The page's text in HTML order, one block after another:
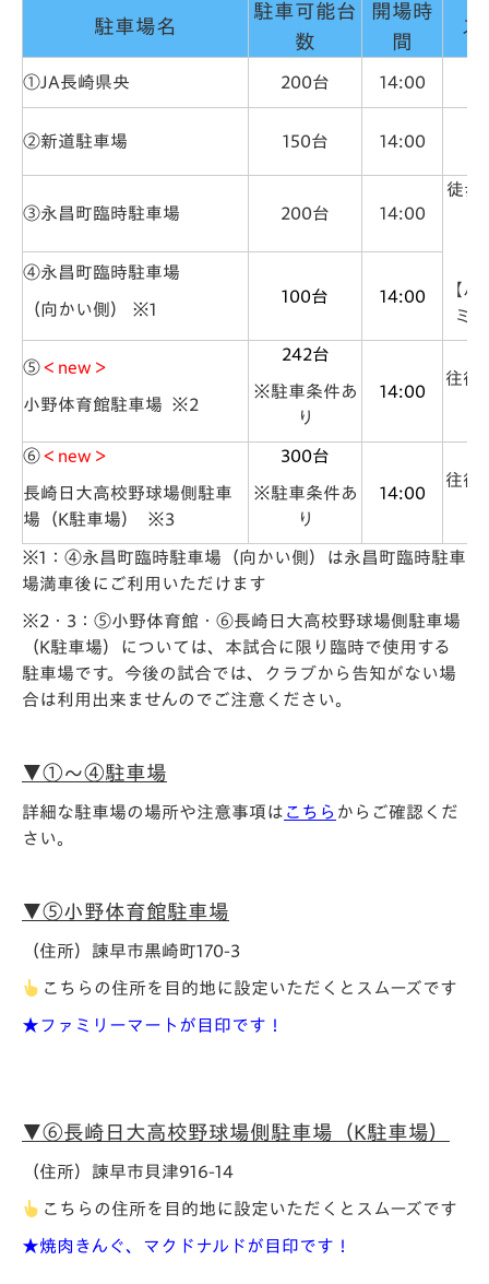
駐車場名
駐車可能台
数
開場時
間
ス
①JA長崎県央 200台 14:00
②新道駐車場 150台 14:00
③永昌町臨時駐車場 200台 14:00
徒歩
【
ミ
④永昌町臨時駐車場
（向かい側） ※1
100台 14:00
⑤＜new＞
小野体育館駐車場 ※2
242台
※駐車条件あ
り
14:00
往復
⑥＜new＞
長崎日大高校野球場側駐車
場（K駐車場） ※3
300台
※駐車条件あ
り
14:00
往復
※1：④永昌町臨時駐車場（向かい側）は永昌町臨時駐車
場満車後にご利用いただけます
※2・3：⑤小野体育館・⑥長崎日大高校野球場側駐車場
（K駐車場）については、本試合に限り臨時で使用する
駐車場です。 今後の試合では、クラブから告知がない場
合は利用出来ませんのでご注意ください。
▼①～④駐車場
詳細な駐車場の場所や注意事項は こちら からご確認くだ
さい。
▼⑤小野体育館駐車場
（住所）諫早市黒崎町170-3
こちらの住所を目的地に設定いただくとスムーズです
★ファミリーマートが目印です！
▼⑥長崎日大高校野球場側駐車場（K駐車場）
（住所）諫早市貝津916-14
こちらの住所を目的地に設定いただくとスムーズです
★焼肉きんぐ、マクドナルドが目印です！